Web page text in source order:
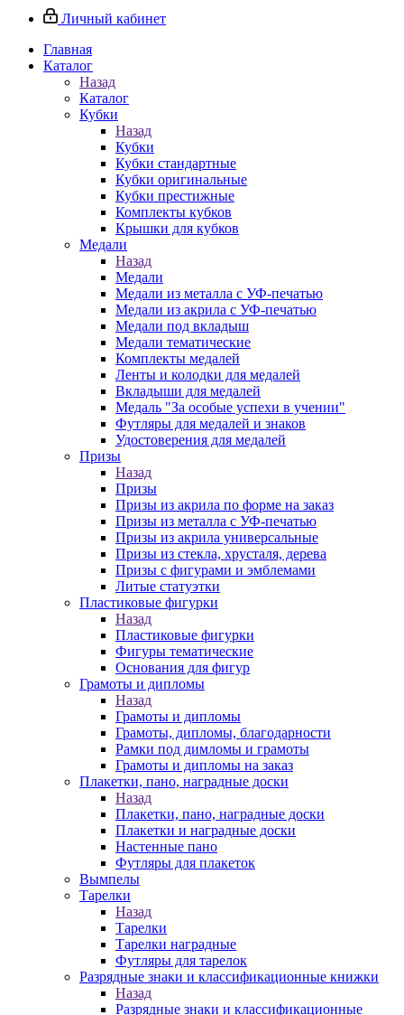
Личный кабинет
Главная
Каталог
Назад
Каталог
Кубки
Назад
Кубки
Кубки стандартные
Кубки оригинальные
Кубки престижные
Комплекты кубков
Крышки для кубков
Медали
Назад
Медали
Медали из металла с УФ-печатью
Медали из акрила с УФ-печатью
Медали под вкладыш
Медали тематические
Комплекты медалей
Ленты и колодки для медалей
Вкладыши для медалей
Медаль "За особые успехи в учении"
Футляры для медалей и знаков
Удостоверения для медалей
Призы
Назад
Призы
Призы из акрила по форме на заказ
Призы из металла с УФ-печатью
Призы из акрила универсальные
Призы из стекла, хрусталя, дерева
Призы с фигурами и эмблемами
Литые статуэтки
Пластиковые фигурки
Назад
Пластиковые фигурки
Фигуры тематические
Основания для фигур
Грамоты и дипломы
Назад
Грамоты и дипломы
Грамоты, дипломы, благодарности
Рамки под димломы и грамоты
Грамоты и дипломы на заказ
Плакетки, пано, наградные доски
Назад
Плакетки, пано, наградные доски
Плакетки и наградные доски
Настенные пано
Футляры для плакеток
Вымпелы
Тарелки
Назад
Тарелки
Тарелки наградные
Футляры для тарелок
Разрядные знаки и классификационные книжки
Назад
Разрядные знаки и классификационные